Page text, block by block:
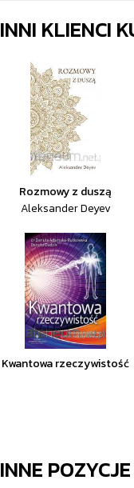
INNI KLIENCI
Rozmowy z duszą
Aleksander Deyev
Kwantowa rzeczywistość
INNE